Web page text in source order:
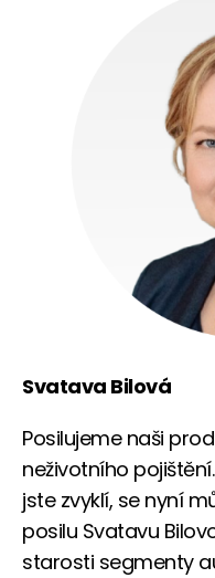
Svatava Bilová
Posilujeme naši
neživotního
jste zvyklí, se nyní
posilu Svatavu
starosti segmenty